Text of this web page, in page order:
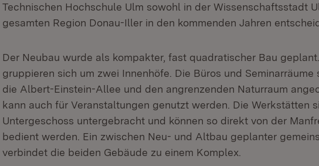
Technischen Hochschule Ulm sowohl in der Wissenschaftsstadt
gesamten Region Donau-Iller in den kommenden Jahren
Der Neubau wurde als kompakter, fast quadratischer Bau
gruppieren sich um zwei Innenhöfe. Die Büros und
die Albert-Einstein-Allee und den angrenzenden Naturraum
kann auch für Veranstaltungen genutzt werden. Die Werkstätten
Untergeschoss untergebracht und können so direkt von der
bedient werden. Ein zwischen Neu- und Altbau geplanter
verbindet die beiden Gebäude zu einem Komplex.